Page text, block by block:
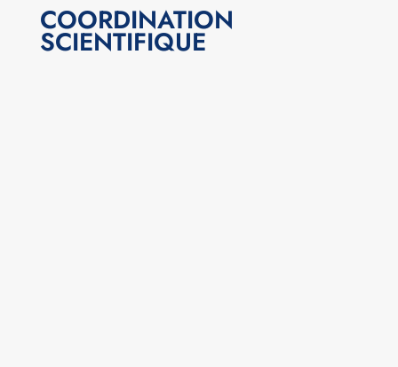
COORDINATION
SCIENTIFIQUE